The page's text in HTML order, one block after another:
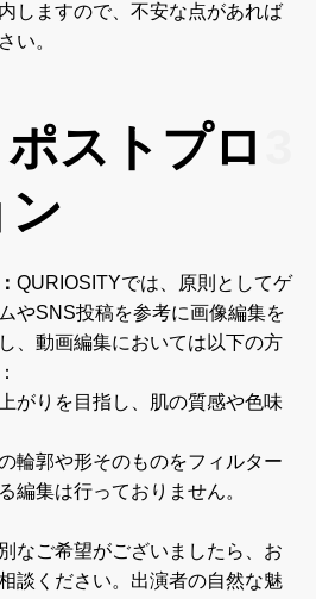
ストプロ
QURIOSITYでは、原則としてゲ
やSNS投稿を参考に画像編集を
、動画編集においては以下の方
がりを目指し、肌の質感や色味
輪郭や形そのものをフィルター
編集は行っておりません。
なご希望がございましたら、お
談ください。出演者の自然な魅
しますので、不安な点があれば
い。